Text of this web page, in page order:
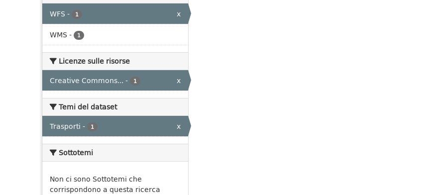
WFS - 1
x
WMS - 1
Licenze sulle risorse
Creative Commons... - 1 x
Temi del dataset
Trasporti - 1 x
Sottotemi
Non ci sono Sottotemi che
corrispondono a questa ricerca